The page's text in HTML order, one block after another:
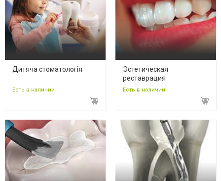
Дитяча стоматологія
Есть в наличии
Эстетическая
реставрация
Есть в наличии